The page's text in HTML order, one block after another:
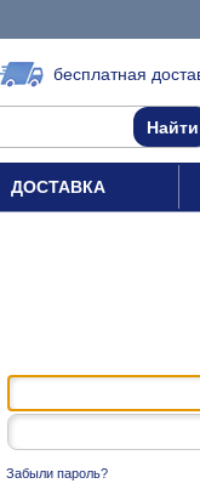
бесплатная
ДОСТАВКА
Забыли пароль?